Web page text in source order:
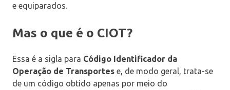
e equiparados.
Mas o que é o CIOT?
Essa é a sigla para Código Identificador da
Operação de Transportes e, de modo geral, trata-se
de um código obtido apenas por meio do